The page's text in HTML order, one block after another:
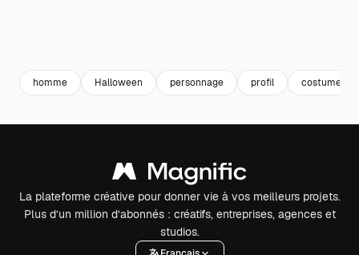
homme Halloween personnage profil costume
La plateforme créative pour donner vie à vos meilleurs projets.
Plus d’un million d’abonnés : créatifs, entreprises, agences et
studios.